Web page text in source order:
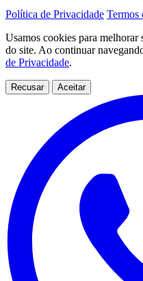
Política de Privacidade Termos
Usamos cookies para melhorar
do site. Ao continuar
de Privacidade.
Recusar Aceitar